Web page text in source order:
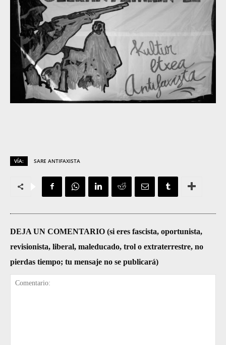
VÍA: SARE ANTIFAXISTA
DEJA UN COMENTARIO (si eres fascista, oportunista,
revisionista, liberal, maleducado, trol o extraterrestre, no
pierdas tiempo; tu mensaje no se publicará)